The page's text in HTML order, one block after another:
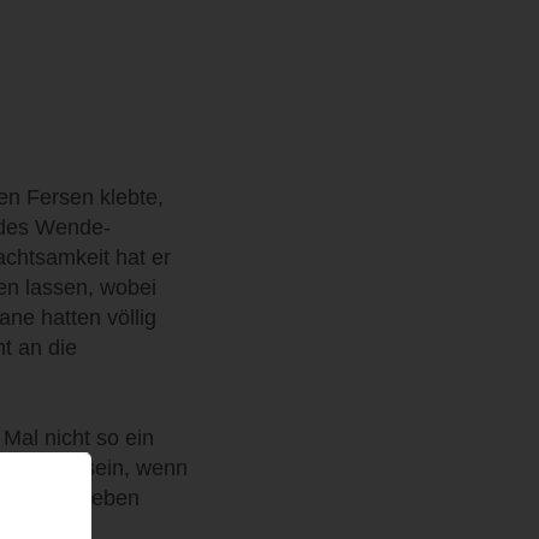
Fersen klebte,
Wende-
hat er
lassen, wobei
hatten völlig
an die
nicht so ein
schön sein, wenn
eben